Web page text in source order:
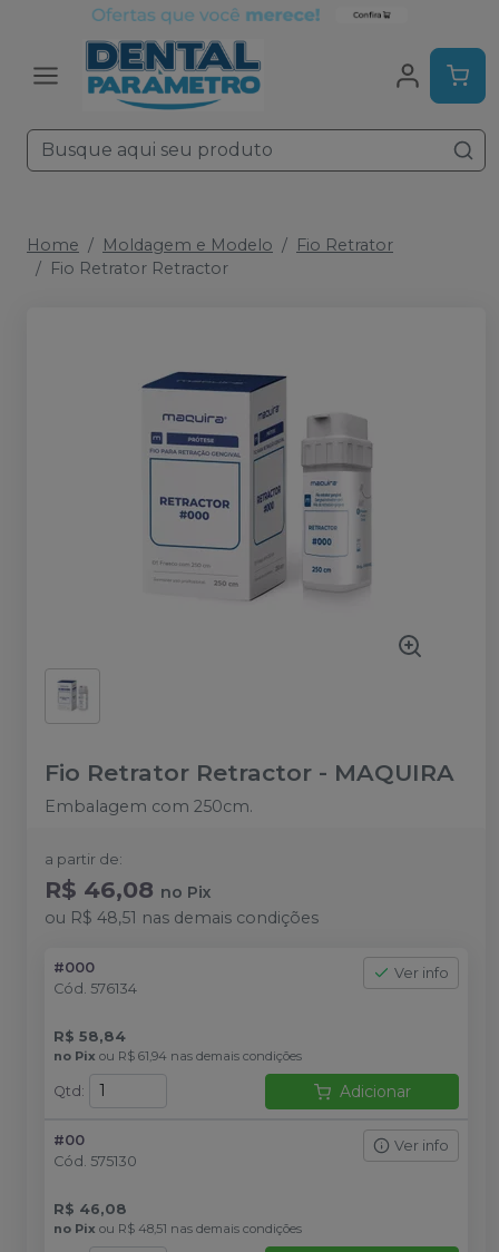
Home Moldagem e Modelo
Fio Retrator
Fio Retrator Retractor
Fio Retrator Retractor - MAQUIRA
Embalagem com 250cm.
a partir de:
R$ 46,08 no Pix
ou R$ 48,51 nas demais condições
#000
Cód. 576134
Ver info
R$ 58,84
no Pix ou R$ 61,94 nas demais condições
Qtd : Adicionar
#00
Cód. 575130
Ver info
R$ 46,08
no Pix ou R$ 48,51 nas demais condições